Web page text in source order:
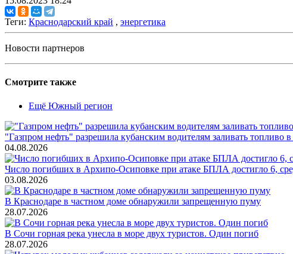
Теги: Краснодарский край , энергетика
Новости партнеров
Смотрите также
Ещё Южный регион
"Газпром нефть" разрешила кубанским водителям заливать топливо
04.08.2026
Число погибших в Архипо-Осиповке при атаке БПЛА достигло 6,
03.08.2026
В Краснодаре в частном доме обнаружили запрещенную пуму
28.07.2026
В Сочи горная река унесла в море двух туристов. Один погиб
28.07.2026